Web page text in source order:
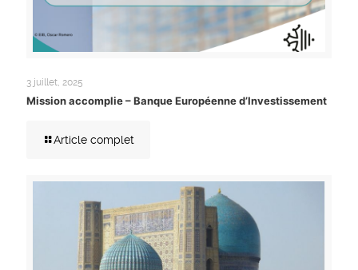
3 juillet, 2025
Mission accomplie – Banque Européenne d’Investissement
Article complet